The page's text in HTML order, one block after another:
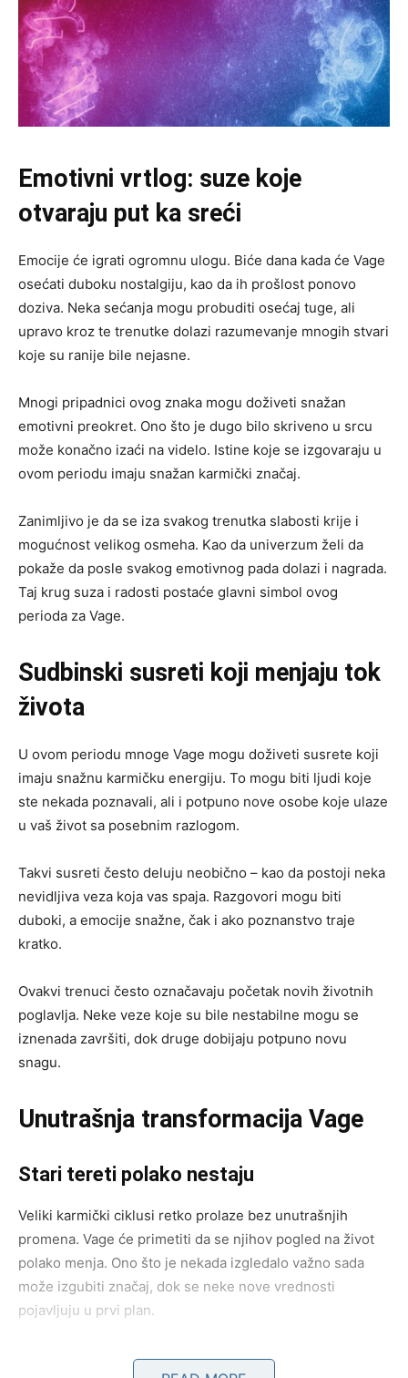
Emotivni vrtlog: suze koje
otvaraju put ka sreći
Emocije će igrati ogromnu ulogu. Biće dana kada će Vage
osećati duboku nostalgiju, kao da ih prošlost ponovo
doziva. Neka sećanja mogu probuditi osećaj tuge, ali
upravo kroz te trenutke dolazi razumevanje mnogih stvari
koje su ranije bile nejasne.
Mnogi pripadnici ovog znaka mogu doživeti snažan
emotivni preokret. Ono što je dugo bilo skriveno u srcu
može konačno izaći na videlo. Istine koje se izgovaraju u
ovom periodu imaju snažan karmički značaj.
Zanimljivo je da se iza svakog trenutka slabosti krije i
mogućnost velikog osmeha. Kao da univerzum želi da
pokaže da posle svakog emotivnog pada dolazi i nagrada.
Taj krug suza i radosti postaće glavni simbol ovog
perioda za Vage.
Sudbinski susreti koji menjaju tok
života
U ovom periodu mnoge Vage mogu doživeti susrete koji
imaju snažnu karmičku energiju. To mogu biti ljudi koje
ste nekada poznavali, ali i potpuno nove osobe koje ulaze
u vaš život sa posebnim razlogom.
Takvi susreti često deluju neobično – kao da postoji neka
nevidljiva veza koja vas spaja. Razgovori mogu biti
duboki, a emocije snažne, čak i ako poznanstvo traje
kratko.
Ovakvi trenuci često označavaju početak novih životnih
poglavlja. Neke veze koje su bile nestabilne mogu se
iznenada završiti, dok druge dobijaju potpuno novu
snagu.
Unutrašnja transformacija Vage
Stari tereti polako nestaju
Veliki karmički ciklusi retko prolaze bez unutrašnjih
promena. Vage će primetiti da se njihov pogled na život
polako menja. Ono što je nekada izgledalo važno sada
može izgubiti značaj, dok se neke nove vrednosti
pojavljuju u prvi plan.
Ovaj proces može biti emotivno intenzivan. Kao da se